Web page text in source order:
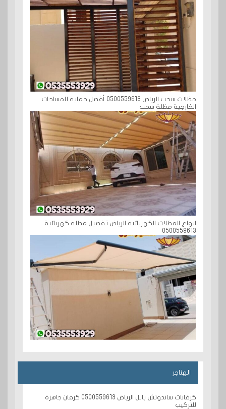
مظلات سحب الرياض 0500559613 أفضل حماية للمساحات
الخارجية مظلة سحب
انواع المظلات الكهربائية الرياض تفصيل مظلة كهربائية
0500559613
الهناجر
كرفانات ساندوتش بانل الرياض 0500559613 كرفان جاهزة
للتركيب